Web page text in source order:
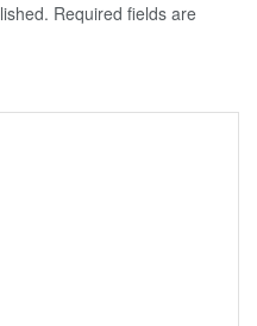
Required fields are